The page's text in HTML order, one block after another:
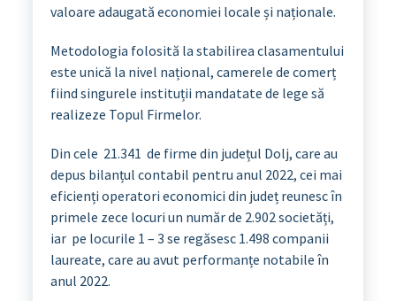
valoare adaugată economiei locale și naționale.
Metodologia folosită la stabilirea clasamentului
este unică la nivel național, camerele de comerț
fiind singurele instituții mandatate de lege să
realizeze Topul Firmelor.
Din cele 21.341 de firme din județul Dolj, care au
depus bilanțul contabil pentru anul 2022, cei mai
eficienți operatori economici din județ reunesc în
primele zece locuri un număr de 2.902 societăți,
iar pe locurile 1 – 3 se regăsesc 1.498 companii
laureate, care au avut performanțe notabile în
anul 2022.